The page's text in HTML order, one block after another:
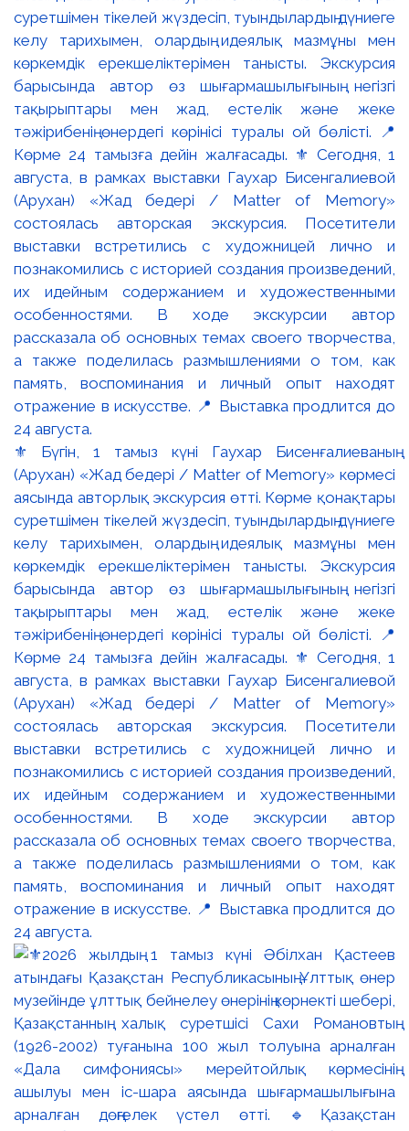
⚜️ Бүгін, 1 тамыз күні Гаухар Бисенғалиеваның
(Арухан) «Жад бедері / Matter of Memory» көрмесі
аясында авторлық экскурсия өтті. Көрме қонақтары
суретшімен тікелей жүздесіп, туындылардың дүниеге
келу тарихымен, олардың идеялық мазмұны мен
көркемдік ерекшеліктерімен танысты. Экскурсия
барысында автор өз шығармашылығының негізгі
тақырыптары мен жад, естелік және жеке
тәжірибенің өнердегі көрінісі туралы ой бөлісті. 📍
Көрме 24 тамызға дейін жалғасады. ⚜️ Сегодня, 1
августа, в рамках выставки Гаухар Бисенгалиевой
(Арухан) «Жад бедері / Matter of Memory»
состоялась авторская экскурсия. Посетители
выставки встретились с художницей лично и
познакомились с историей создания произведений,
их идейным содержанием и художественными
особенностями. В ходе экскурсии автор
рассказала об основных темах своего творчества,
а также поделилась размышлениями о том, как
память, воспоминания и личный опыт находят
отражение в искусстве. 📍 Выставка продлится до
24 августа.